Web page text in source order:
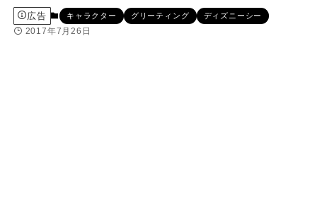
広告 キャラクター グリーティング ディズニーシー
2017年7月26日